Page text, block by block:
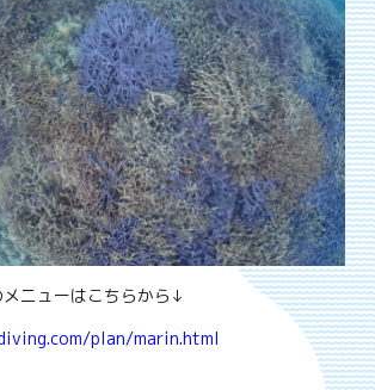
ニューはこちらから↓
plan/marin.html